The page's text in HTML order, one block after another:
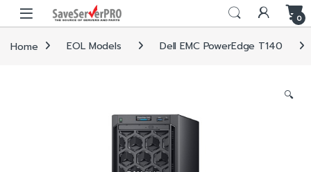
Skip to navigation
Skip to content
0
Home EOL Models Dell EMC PowerEdge T140
🔍